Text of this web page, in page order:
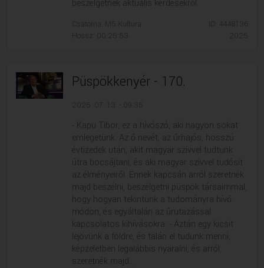
beszélgetnek aktuális kérdésekről.
Csatorna: M5 Kultúra
Hossz: 00:25:53
ID: 4448136
Püspökkenyér - 170.
2025. 07. 13. - 09:35
- Kapu Tibor, ez a hívószó, aki nagyon sokat
emlegetünk. Az ő nevét, az űrhajós, hosszú
évtizedek után, akit magyar szívvel tudtunk
útra bocsájtani, és aki magyar szívvel tudósít
az élményeiről. Ennek kapcsán arról szeretnék
majd beszélni, beszélgetni püspök társaimmal,
hogy hogyan tekintünk a tudományra hívő
módon, és egyáltalán az űrutazással
kapcsolatos kihívásokra. - Aztán egy kicsit
lejövünk a földre, és talán el tudunk menni,
képzeletben legalábbis nyaralni, és arról
szeretnék majd...